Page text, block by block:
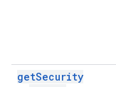
getSecurity